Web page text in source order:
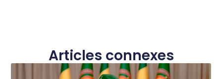
Articles connexes